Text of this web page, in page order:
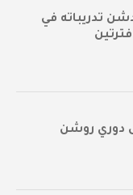
21 عامًا يدشن تدريباته في
دوري روشن